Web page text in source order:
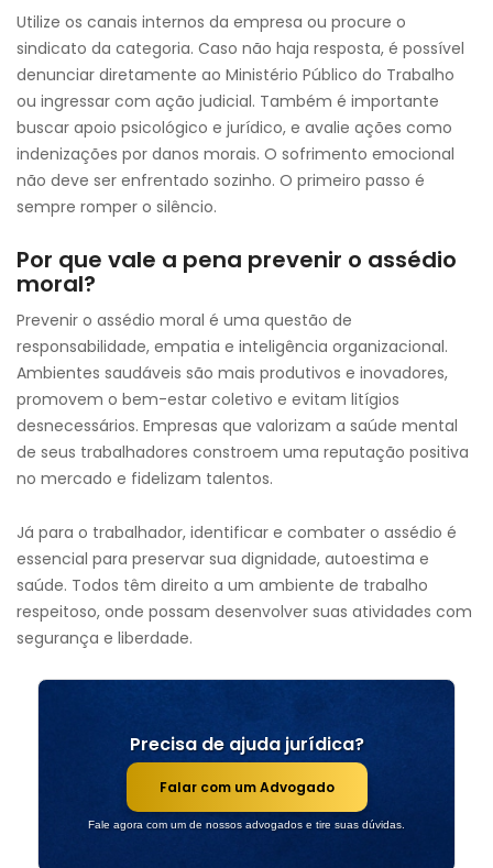
Utilize os canais internos da empresa ou procure o
sindicato da categoria. Caso não haja resposta, é possível
denunciar diretamente ao Ministério Público do Trabalho
ou ingressar com ação judicial. Também é importante
buscar apoio psicológico e jurídico, e avalie ações como
indenizações por danos morais. O sofrimento emocional
não deve ser enfrentado sozinho. O primeiro passo é
sempre romper o silêncio.
Por que vale a pena prevenir o assédio
moral?
Prevenir o assédio moral é uma questão de
responsabilidade, empatia e inteligência organizacional.
Ambientes saudáveis são mais produtivos e inovadores,
promovem o bem-estar coletivo e evitam litígios
desnecessários. Empresas que valorizam a saúde mental
de seus trabalhadores constroem uma reputação positiva
no mercado e fidelizam talentos.
Já para o trabalhador, identificar e combater o assédio é
essencial para preservar sua dignidade, autoestima e
saúde. Todos têm direito a um ambiente de trabalho
respeitoso, onde possam desenvolver suas atividades com
segurança e liberdade.
Precisa de ajuda jurídica?
Falar com um Advogado
Fale agora com um de nossos advogados e tire suas dúvidas.